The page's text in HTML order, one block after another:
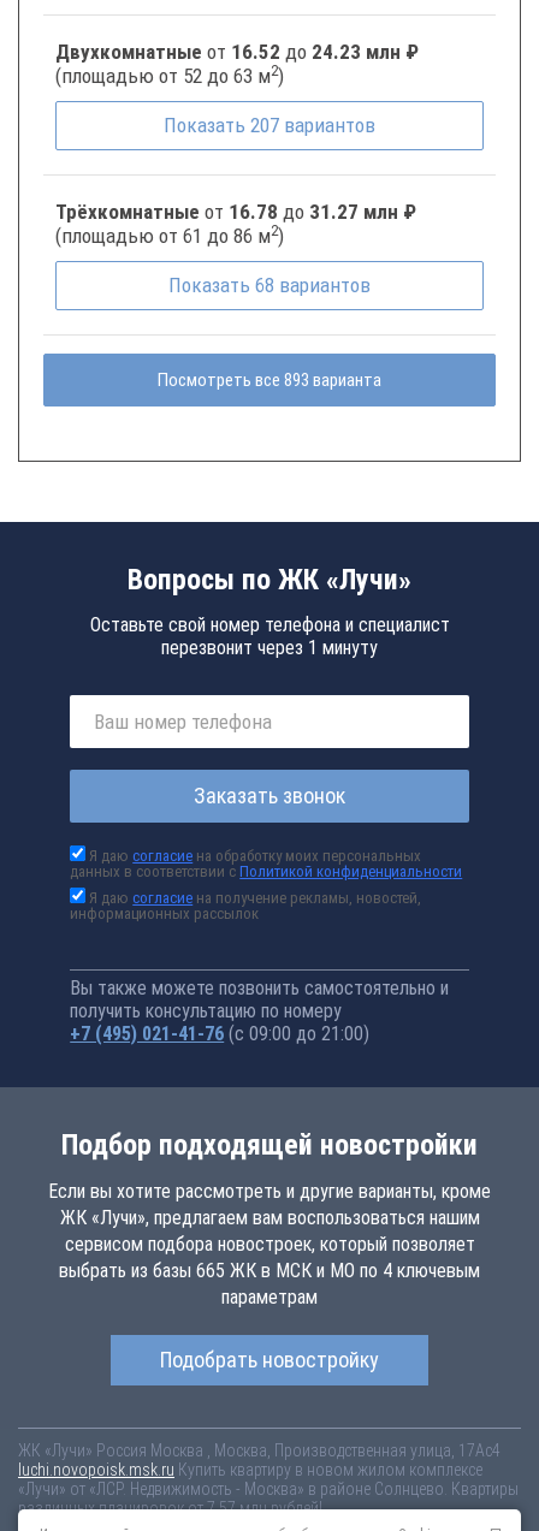
Двухкомнатные от 16.52 до 24.23 млн ₽
(площадью от 52 до 63 м2)
Показать 207 вариантов
Трёхкомнатные от 16.78 до 31.27 млн ₽
(площадью от 61 до 86 м2)
Показать 68 вариантов
Посмотреть все 893 варианта
Вопросы по ЖК «Лучи»
Оставьте свой номер телефона и специалист
перезвонит через 1 минуту
Заказать звонок
Я даюсогласие на обработку моих персональных
данных в соответствии сПолитикой конфиденциальности
Я даюсогласие на получение рекламы, новостей,
информационных рассылок
Вы также можете позвонить самостоятельно и
получить консультацию по номеру
+7 (495) 021-41-76 (с 09:00 до 21:00)
Подбор подходящей новостройки
Если вы хотите рассмотреть и другие варианты, кроме
ЖК «Лучи», предлагаем вам воспользоваться нашим
сервисом подбора новостроек, который позволяет
выбрать из базы 665 ЖК в МСК и МО по 4 ключевым
параметрам
Подобрать новостройку
ЖК «Лучи» Россия Москва
, Москва, Производственная улица, 17Ас4
luchi.novopoisk.msk.ru Купить квартиру в новом жилом комплексе
«Лучи» от «ЛСР. Недвижимость - Москва» в районе Солнцево. Квартиры
различных планировок от 7.57 млн рублей!